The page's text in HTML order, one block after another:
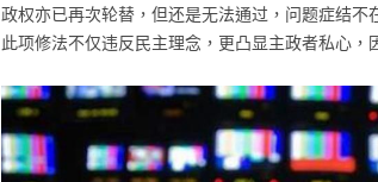
政权亦已再次轮替，但还是无法通过，问题症结
此项修法不仅违反民主理念，更凸显主政者私心，